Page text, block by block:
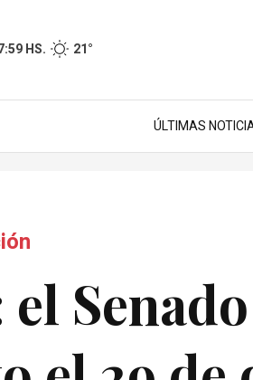
HS. 21°
ÚLTIMAS